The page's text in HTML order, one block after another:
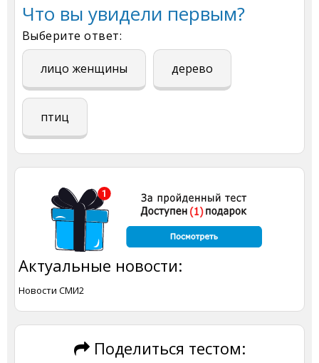
Что вы увидели первым?
Выберите ответ:
лицо женщины дерево
птиц
Актуальные новости:
Новости СМИ2
Поделиться тестом: